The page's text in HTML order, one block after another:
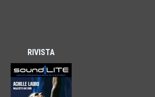
RIVISTA